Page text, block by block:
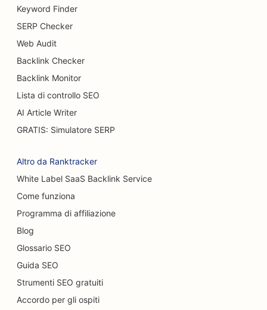
SEO per i servizi di mastoplastica additiva
SEO per i ristoranti a buffet
SEO per chirurghi ustionati
SEO per i caffè
SEO per pasticcerie
SEO per gli autolavaggi
SEO per concessionari di auto
SEO per i servizi di pulizia
SEO per chiropratici
Keyword Finder
SERP Checker
Web Audit
Backlink Checker
Backlink Monitor
Lista di controllo SEO
AI Article Writer
GRATIS: Simulatore SERP
Altro da Ranktracker
White Label SaaS Backlink Service
Come funziona
Programma di affiliazione
Blog
Glossario SEO
Guida SEO
Strumenti SEO gratuiti
Accordo per gli ospiti